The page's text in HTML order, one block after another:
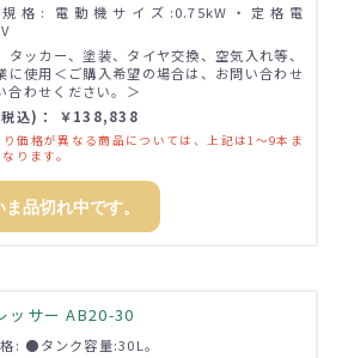
格: 電動機サイズ:0.75kW・定格電
タッカー、塗装、タイヤ交換、空気入れ等、
に使用＜ご購入希望の場合は、お問い合わせ
合わせください。＞
税込)： ￥138,838
価格が異なる商品については、上記は1～9本ま
ります。
ま品切れ中です。
ッサー AB20-30
: ●タンク容量:30L。